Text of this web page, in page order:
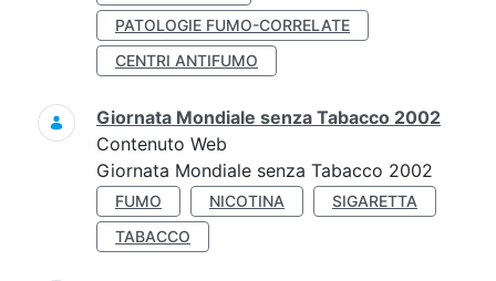
PATOLOGIE FUMO-CORRELATE
CENTRI ANTIFUMO
Giornata Mondiale senza Tabacco 2002
Contenuto Web
Giornata Mondiale senza Tabacco 2002
FUMO NICOTINA
SIGARETTA
TABACCO